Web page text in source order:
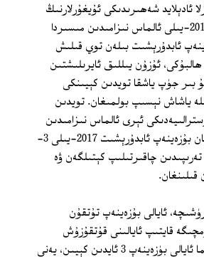
ئادېلايد شەھىرىدىكى ئۇيغۇرلارنىڭ
ئارىسىغا سىڭىپ كەتكەن. 2015-يىلى ئالماس نىزامىدىن مىسىردا
ئابدۇرېشىت بىلەن توي قىلىش
ئۇزۇن يىللىق ئايرىلىشتىن
بىر جۈپ ياشقا تويدىن كېيىنكى
ياشاش نېسىپ بولمىغان. تويدىن
ئېرى ئالماس نىزامىدىن
بىلەن قوشۇلۇشنى كۈتۈۋاتقان بۇزەينەپ ئابدۇرېشىت 2017-يىلى 3-
چاقىرتىلىپ كېتىلگەن ۋە
قىلىنغان.
ئايالى بۇزەينەپ تۇتقۇن
قايتىپ ئايالىنى قۇتقۇزۇش
ئۈچۈن كۆپ تىرىشقان. ئەمما ئايالى بۈزەينەپ 3 ئايدىن كېيىن، يەنى